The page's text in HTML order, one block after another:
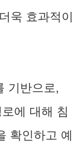
욱 효과적이
기반으로,
에 대해 침
확인하고 예